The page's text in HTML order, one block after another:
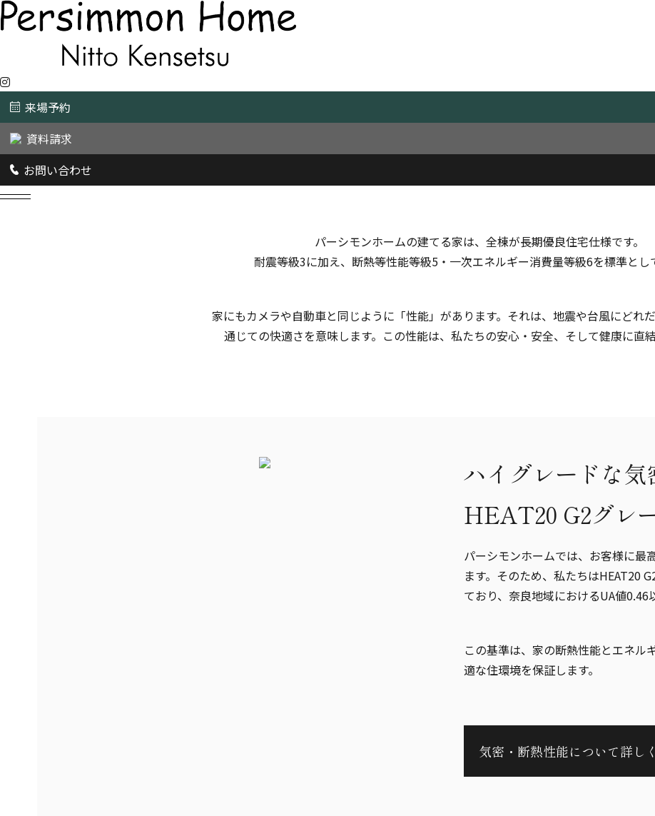
来場予約
資料請求
お問い合わせ
家の「性能」とは、私たちの未来
パーシモンホームの建てる家は、全棟が長期優良住宅仕様です。
耐震等級3に加え、断熱等性能等級5・一次エネルギー消費量等級6を標準とし
家にもカメラや自動車と同じように「性能」があります。それは、地震や台風にどれ
通じての快適さを意味します。この性能は、私たちの安心・安全、そして健康に直結
ハイグレードな気
HEAT20 G2グレ
パーシモンホームでは、お客様に最
ます。そのため、私たちはHEAT20
ており、奈良地域におけるUA値0.46
この基準は、家の断熱性能とエネル
適な住環境を保証します。
気密・断熱性能について詳し